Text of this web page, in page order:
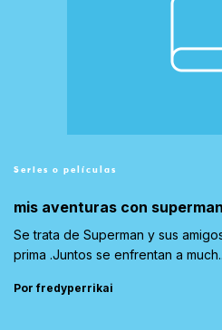
Series o películas
mis aventuras con superman
Se trata de Superman y sus
prima .Juntos se enfrentan a
Por fredyperrikai